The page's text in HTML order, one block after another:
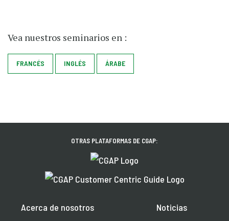
Vea nuestros seminarios en :
FRANCÉS INGLÉS ÁRABE
OTRAS PLATAFORMAS DE CGAP:
Acerca de nosotros
Noticias